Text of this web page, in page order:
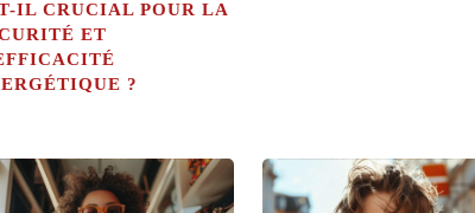
IL CRUCIAL POUR LA
ET
?